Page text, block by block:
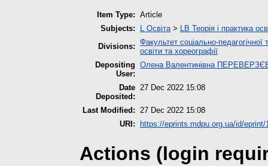
Item Type: Article
Subjects:
L Освіта> LB Теорія і практика
Divisions: Факультет соціально-педагогічної
освіти та хореографії
Depositing
User:
Олена Валентинівна
Date
Deposited:
27 Dec 2022 15:08
Last Modified: 27 Dec 2022 15:08
URI:
https://eprints.mdpu.org.ua/id/eprint/
Actions (login